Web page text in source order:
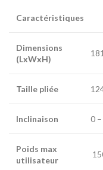
Caractéristiques
Dimensions
(LxWxH)
Taille pliée
Inclinaison 0
Poids max
utilisateur